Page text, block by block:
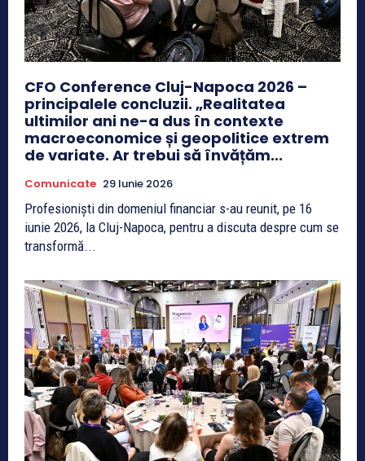
CFO Conference Cluj-Napoca 2026 –
principalele concluzii. „Realitatea
ultimilor ani ne-a dus în contexte
macroeconomice și geopolitice extrem
de variate. Ar trebui să învățăm...
Comunicate 29 Iunie 2026
Profesioniști din domeniul financiar s-au reunit, pe 16
iunie 2026, la Cluj-Napoca, pentru a discuta despre cum se
transformă...